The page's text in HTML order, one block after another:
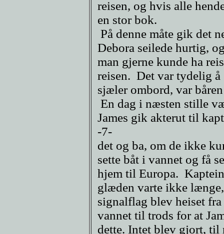
reisen, og hvis alle
en stor bok.
På denne måte gik det
Debora seilede hurtig,
man gjerne kunde ha
reisen. Det var tydelig å
sjæler ombord, var
En dag i næsten stille
James gik akterut til
-7-
det og ba, om de ikke
sette båt i vannet og få
hjem til Europa.
glæden varte ikke
signalflag blev heiset
vannet til trods for at
dette. Intet blev gjort, til